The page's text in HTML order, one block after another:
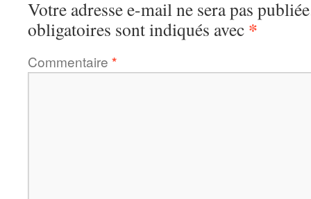
Votre adresse e-mail ne sera pas
obligatoires sont indiqués avec *
Commentaire *